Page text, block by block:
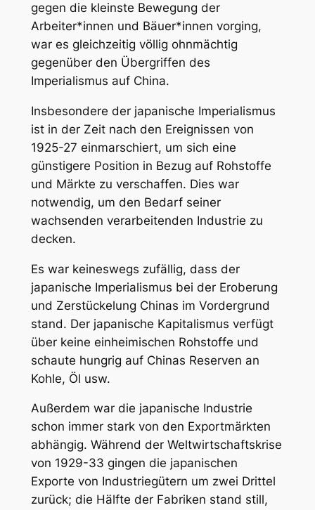
gegen die kleinste Bewegung der
Arbeiter*innen und Bäuer*innen vorging,
war es gleichzeitig völlig ohnmächtig
gegenüber den Übergriffen des
Imperialismus auf China.
Insbesondere der japanische Imperialismus
ist in der Zeit nach den Ereignissen von
1925-27 einmarschiert, um sich eine
günstigere Position in Bezug auf Rohstoffe
und Märkte zu verschaffen. Dies war
notwendig, um den Bedarf seiner
wachsenden verarbeitenden Industrie zu
decken.
Es war keineswegs zufällig, dass der
japanische Imperialismus bei der Eroberung
und Zerstückelung Chinas im Vordergrund
stand. Der japanische Kapitalismus verfügt
über keine einheimischen Rohstoffe und
schaute hungrig auf Chinas Reserven an
Kohle, Öl usw.
Außerdem war die japanische Industrie
schon immer stark von den Exportmärkten
abhängig. Während der Weltwirtschaftskrise
von 1929-33 gingen die japanischen
Exporte von Industriegütern um zwei Drittel
zurück; die Hälfte der Fabriken stand still,